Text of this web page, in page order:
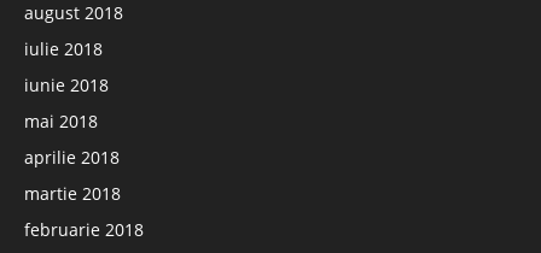
august 2018
iulie 2018
iunie 2018
mai 2018
aprilie 2018
martie 2018
februarie 2018